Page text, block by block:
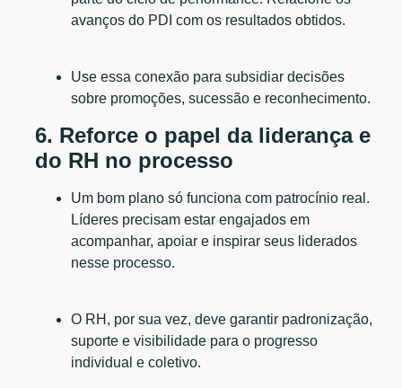
avanços do PDI com os resultados obtidos.
Use essa conexão para subsidiar decisões
sobre promoções, sucessão e reconhecimento.
6. Reforce o papel da liderança e
do RH no processo
Um bom plano só funciona com patrocínio real.
Líderes precisam estar engajados em
acompanhar, apoiar e inspirar seus liderados
nesse processo.
O RH, por sua vez, deve garantir padronização,
suporte e visibilidade para o progresso
individual e coletivo.